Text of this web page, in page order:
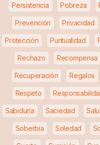
Persistencia Pobreza
Prevención Privacidad
Protección Puntualidad
Rechazo Recompensa
Recuperación Regalos
Respeto
Sabiduría Saciedad
Soberbia Soledad